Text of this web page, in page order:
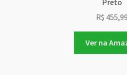
R$ 455,99
Ver na